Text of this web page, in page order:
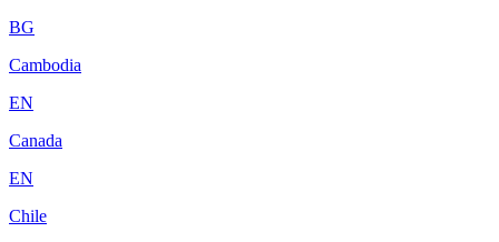
BG
Cambodia
EN
Canada
EN
Chile